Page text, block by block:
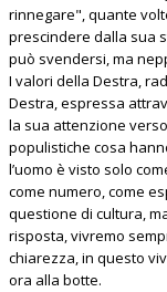
rinnegare", quante
prescindere dalla sua
può svendersi, ma
I valori della Destra,
Destra, espressa
la sua attenzione
populistiche cosa
l’uomo è visto solo
come numero, come
questione di cultura,
risposta, vivremo
chiarezza, in questo
ora alla botte.